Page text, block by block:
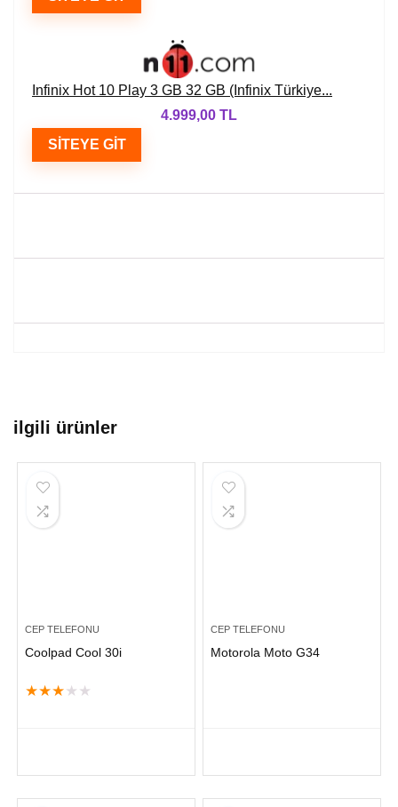
Infinix Hot 10 Play 3 GB 32 GB (Infinix Türkiye...
4.999,00 TL
SITEYE GIT
ilgili ürünler
CEP TELEFONU
Coolpad Cool 30i
★★★ ★ ★
CEP TELEFONU
Motorola Moto G34